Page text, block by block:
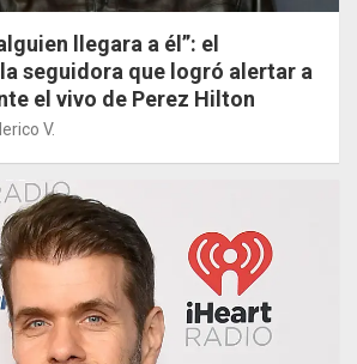
llegara a él”: el
seguidora que logró alertar a
el vivo de Perez Hilton
V.